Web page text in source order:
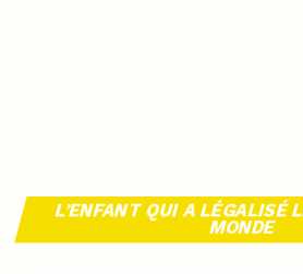
L’ENFANT QUI A LÉGALISÉ
MONDE